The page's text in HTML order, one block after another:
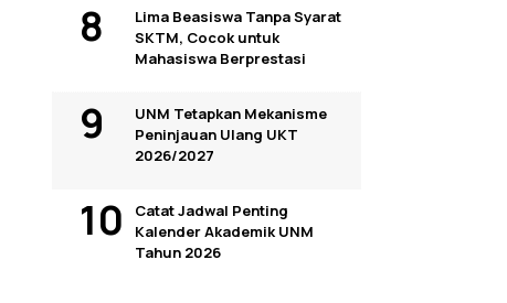
Lima Beasiswa Tanpa Syarat
SKTM, Cocok untuk
Mahasiswa Berprestasi
UNM Tetapkan Mekanisme
Peninjauan Ulang UKT
2026/2027
Catat Jadwal Penting
Kalender Akademik UNM
Tahun 2026